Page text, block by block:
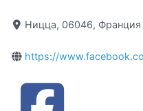
Ницца, 06046, Франция
https://